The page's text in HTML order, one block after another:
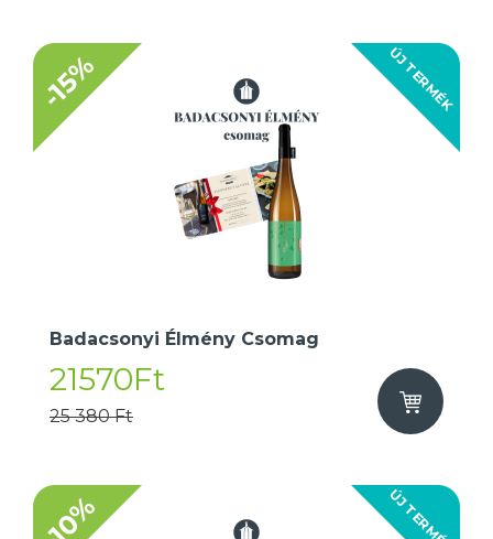
ÚJ TERMÉK
-15%
Badacsonyi Élmény Csomag
21570Ft
25 380 Ft
ÚJ TERMÉK
-10%